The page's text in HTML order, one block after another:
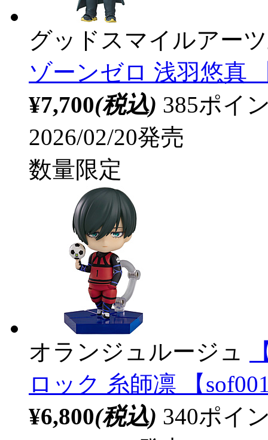
グッドスマイルアー
ゾーンゼロ 浅羽悠真
¥7,700(税込) 385ポイ
2026/02/20発売
数量限定
オランジュルージュ
ロック 糸師凛 【
¥6,800(税込) 340ポイ